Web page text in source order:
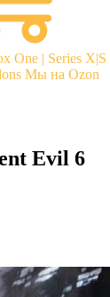
One | Series X|S
Мы на Ozon
Evil 6